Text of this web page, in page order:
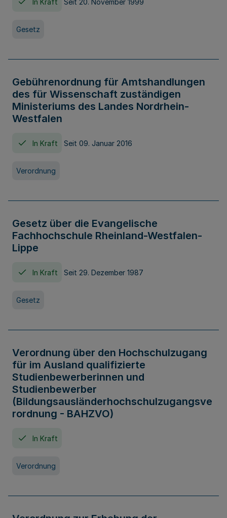
Gesetz
Gebührenordnung für Amtshandlungen
des für Wissenschaft zuständigen
Ministeriums des Landes Nordrhein-
Westfalen
In Kraft Seit 09. Januar 2016
Verordnung
Gesetz über die Evangelische
Fachhochschule Rheinland-Westfalen-
Lippe
In Kraft Seit 29. Dezember 1987
Gesetz
Verordnung über den Hochschulzugang
für im Ausland qualifizierte
Studienbewerberinnen und
Studienbewerber
(Bildungsausländerhochschulzugangsve
rordnung - BAHZVO)
In Kraft
Verordnung